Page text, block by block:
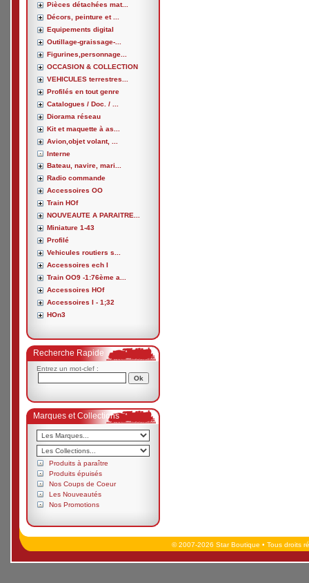
Pièces détachées mat...
Décors, peinture et ...
Equipements digital
Outillage-graissage-...
Figurines,personnage...
OCCASION & COLLECTION
VEHICULES terrestres...
Profilés en tout genre
Catalogues / Doc. / ...
Diorama réseau
Kit et maquette à as...
Avion,objet volant, ...
Interne
Bateau, navire, mari...
Radio commande
Accessoires OO
Train HOf
NOUVEAUTE A PARAITRE...
Miniature 1-43
Profilé
Vehicules routiers s...
Accessoires ech I
Train OO9 -1:76ème a...
Accessoires HOf
Accessoires I - 1;32
HOn3
Recherche Rapide
Entrez un mot-clef :
Marques et Collections
Produits à paraître
Produits épuisés
Nos Coups de Coeur
Les Nouveautés
Nos Promotions
© 2007-2026 Star Boutique • Tous droits